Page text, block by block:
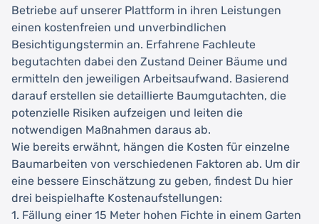
Betriebe auf unserer Plattform in ihren Leistungen
einen kostenfreien und unverbindlichen
Besichtigungstermin an. Erfahrene Fachleute
begutachten dabei den Zustand Deiner Bäume und
ermitteln den jeweiligen Arbeitsaufwand. Basierend
darauf erstellen sie detaillierte Baumgutachten, die
potenzielle Risiken aufzeigen und leiten die
notwendigen Maßnahmen daraus ab.
Wie bereits erwähnt, hängen die Kosten für einzelne
Baumarbeiten von verschiedenen Faktoren ab. Um dir
eine bessere Einschätzung zu geben, findest Du hier
drei beispielhafte Kostenaufstellungen:
1. Fällung einer 15 Meter hohen Fichte in einem Garten